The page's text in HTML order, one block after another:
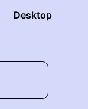
Desktop